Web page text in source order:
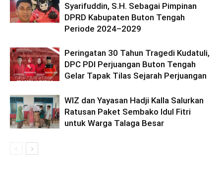
Syarifuddin, S.H. Sebagai Pimpinan
DPRD Kabupaten Buton Tengah
Periode 2024–2029
Peringatan 30 Tahun Tragedi Kudatuli,
DPC PDI Perjuangan Buton Tengah
Gelar Tapak Tilas Sejarah Perjuangan
WIZ dan Yayasan Hadji Kalla Salurkan
Ratusan Paket Sembako Idul Fitri
untuk Warga Talaga Besar